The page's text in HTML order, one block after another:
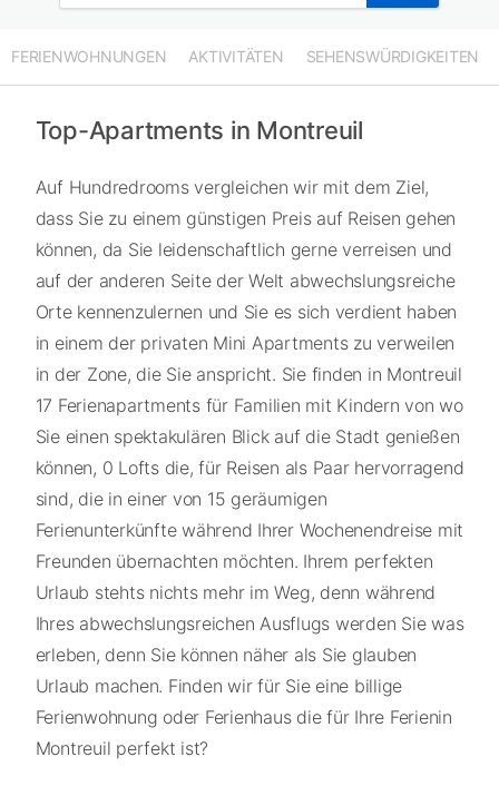
FERIENWOHNUNGEN AKTIVITÄTEN SEHENSWÜRDIGKEITEN
Top-Apartments in Montreuil
Auf Hundredrooms vergleichen wir mit dem Ziel,
dass Sie zu einem günstigen Preis auf Reisen gehen
können, da Sie leidenschaftlich gerne verreisen und
auf der anderen Seite der Welt abwechslungsreiche
Orte kennenzulernen und Sie es sich verdient haben
in einem der privaten Mini Apartments zu verweilen
in der Zone, die Sie anspricht. Sie finden in Montreuil
17 Ferienapartments für Familien mit Kindern von wo
Sie einen spektakulären Blick auf die Stadt genießen
können, 0 Lofts die, für Reisen als Paar hervorragend
sind, die in einer von 15 geräumigen
Ferienunterkünfte während Ihrer Wochenendreise mit
Freunden übernachten möchten. Ihrem perfekten
Urlaub stehts nichts mehr im Weg, denn während
Ihres abwechslungsreichen Ausflugs werden Sie was
erleben, denn Sie können näher als Sie glauben
Urlaub machen. Finden wir für Sie eine billige
Ferienwohnung oder Ferienhaus die für Ihre Ferienin
Montreuil perfekt ist?